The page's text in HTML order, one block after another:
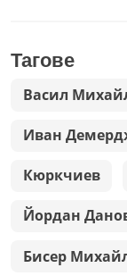
Тагове
Васил
Иван
Кюркчиев
Йордан
Бисер